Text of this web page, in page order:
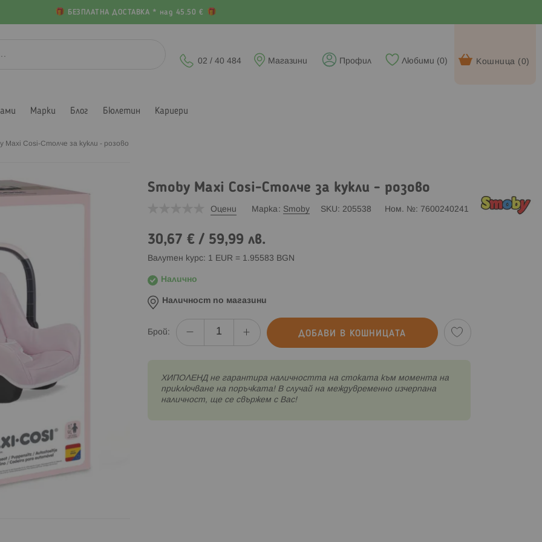
БЕЗПЛАТНА ДОСТАВКА * над 45.50 €
Кошница (0)
Любими (0)
Профил
Магазини
02 / 40 484
Марки Блог Бюлетин Кариери
Maxi Cosi-Столче за кукли - розово
Smoby Maxi Cosi-Столче за кукли - розово
Оцени Марка Smoby SKU 205538 Ном. № 7600240241
30,67 €/ 59,99 лв.
Валутен курс: 1 EUR = 1.95583 BGN
Налично
Наличност по магазини
Брой: ДОБАВИ В КОШНИЦАТА
XИПОЛЕНД не гарантира наличността на стоката към момента на
приключване на поръчката! В случай на междувременно изчерпана
наличност, ще се свържем с Вас!